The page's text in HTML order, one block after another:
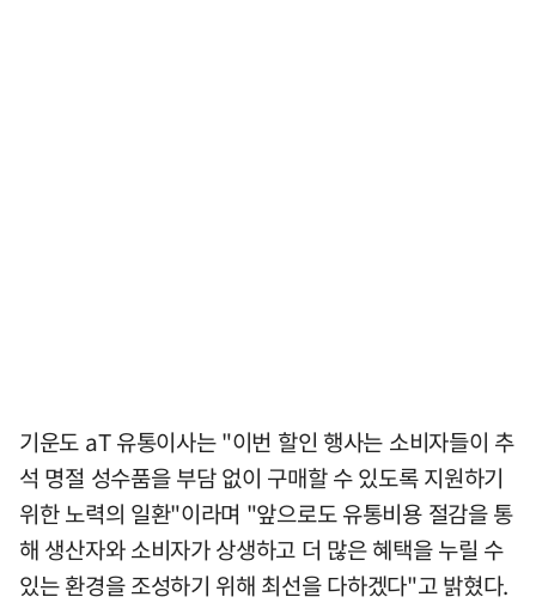
기운도 aT 유통이사는 "이번 할인 행사는 소비자들이 추
석 명절 성수품을 부담 없이 구매할 수 있도록 지원하기
위한 노력의 일환"이라며 "앞으로도 유통비용 절감을 통
해 생산자와 소비자가 상생하고 더 많은 혜택을 누릴 수
있는 환경을 조성하기 위해 최선을 다하겠다"고 밝혔다.